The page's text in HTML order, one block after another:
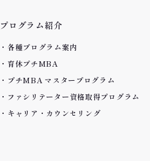
プログラム紹介
各種プログラム案内
育休プチMBA
プチMBA マスタープログラム
ファシリテーター資格取得プログラム
キャリア・カウンセリング